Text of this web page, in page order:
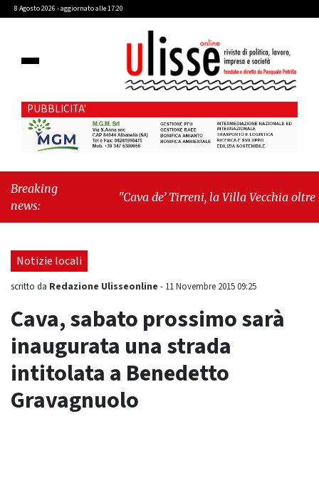
8 Agosto 2026 - aggiornato alle 17:20
PUBBLICITA'
Breaking
news:
"Cava de’ Tirreni, la Villa Vecchia oltre i
Notizie locali
scritto da Redazione Ulisseonline - 11 Novembre 2015 09:25
Cava, sabato prossimo sarà
inaugurata una strada
intitolata a Benedetto
Gravagnuolo